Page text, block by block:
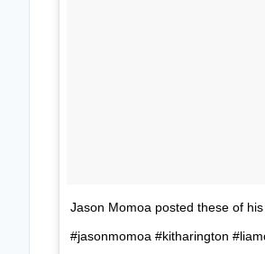
Jason Momoa posted these of
#jasonmomoa #kitharington